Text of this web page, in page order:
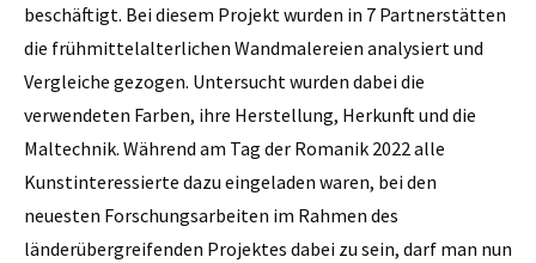
beschäftigt. Bei diesem Projekt wurden in 7 Partnerstätten
die frühmittelalterlichen Wandmalereien analysiert und
Vergleiche gezogen. Untersucht wurden dabei die
verwendeten Farben, ihre Herstellung, Herkunft und die
Maltechnik. Während am Tag der Romanik 2022 alle
Kunstinteressierte dazu eingeladen waren, bei den
neuesten Forschungsarbeiten im Rahmen des
länderübergreifenden Projektes dabei zu sein, darf man nun